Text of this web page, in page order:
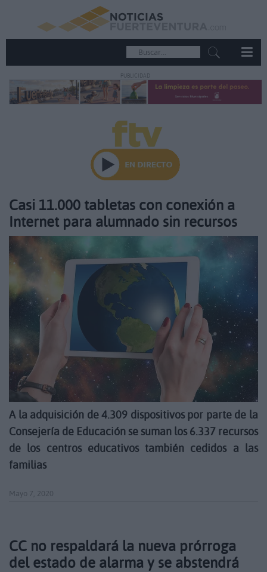
PUBLICIDAD
Casi 11.000 tabletas con conexión a
Internet para alumnado sin recursos
A la adquisición de 4.309 dispositivos por parte de la
Consejería de Educación se suman los 6.337 recursos
de los centros educativos también cedidos a las
familias
Mayo 7, 2020
CC no respaldará la nueva prórroga
del estado de alarma y se abstendrá